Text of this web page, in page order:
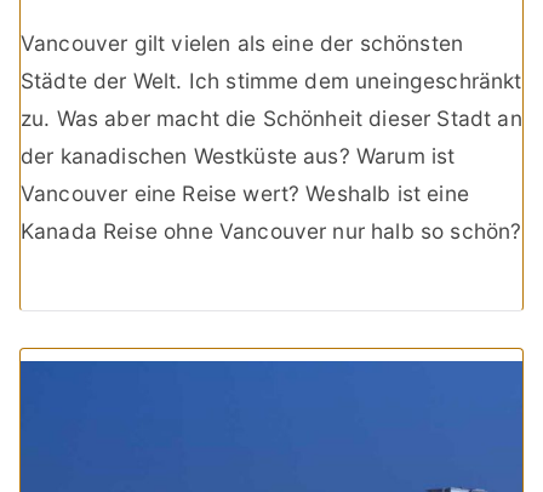
Vancouver gilt vielen als eine der schönsten
Städte der Welt. Ich stimme dem uneingeschränkt
zu. Was aber macht die Schönheit dieser Stadt an
der kanadischen Westküste aus? Warum ist
Vancouver eine Reise wert? Weshalb ist eine
Kanada Reise ohne Vancouver nur halb so schön?